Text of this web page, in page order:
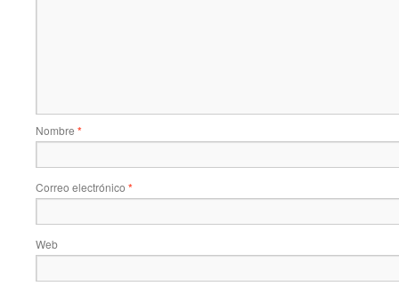
Nombre *
Correo electrónico *
Web